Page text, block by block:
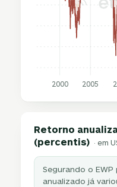
2000 2005
Retorno
(percentis) · em
Segurando o EWP
anualizado já